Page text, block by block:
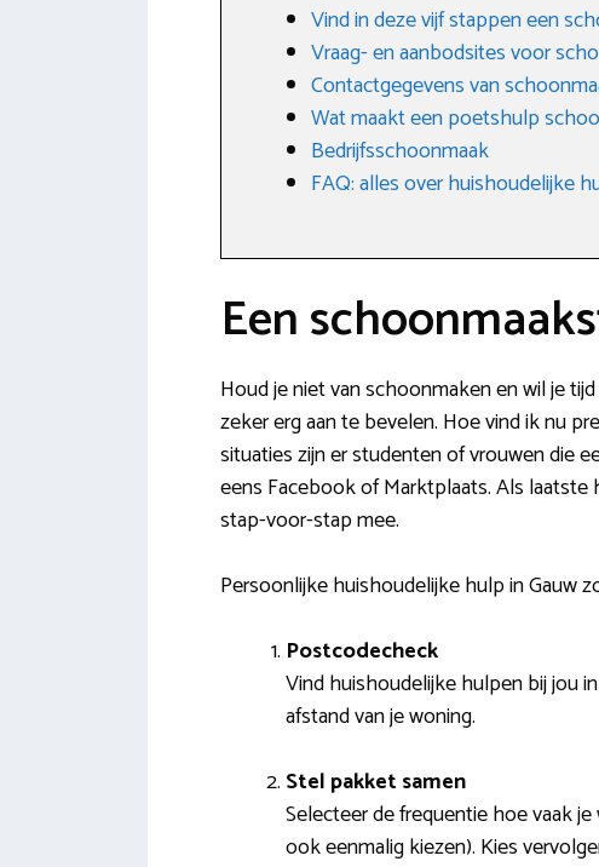
Vind in deze vijf stappen een
Vraag- en aanbodsites voor
Contactgegevens van
Wat maakt een poetshulp
Bedrijfsschoonmaak
FAQ: alles over huishoudelijke
Een
Houd je niet van schoonmaken en wil je
zeker erg aan te bevelen. Hoe vind ik nu
situaties zijn er studenten of vrouwen die
eens Facebook of Marktplaats. Als
stap-voor-stap mee.
Persoonlijke huishoudelijke hulp in Gauw
Postcodecheck
Vind huishoudelijke hulpen bij jou
afstand van je woning.
Stel pakket samen
Selecteer de frequentie hoe vaak
ook eenmalig kiezen). Kies